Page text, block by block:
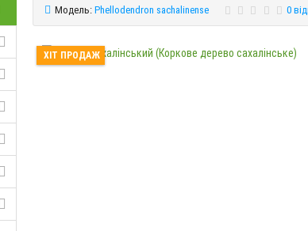
Модель: Phellodendron sachalinense 0
ХІТ ПРОДАЖ